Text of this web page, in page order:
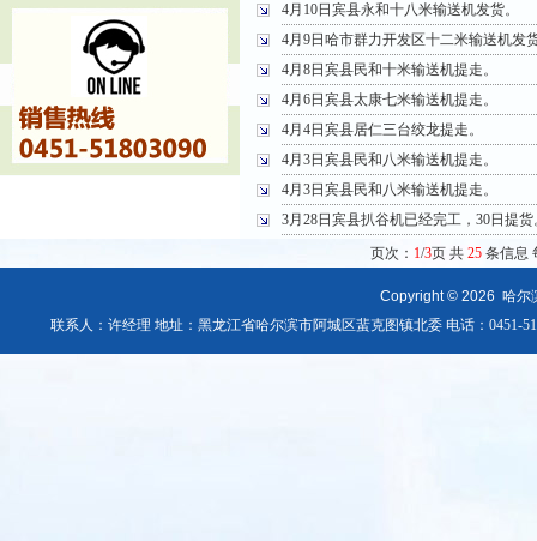
4月10日宾县永和十八米输送机发货。
4月9日哈市群力开发区十二米输送机发
4月8日宾县民和十米输送机提走。
4月6日宾县太康七米输送机提走。
4月4日宾县居仁三台绞龙提走。
4月3日宾县民和八米输送机提走。
4月3日宾县民和八米输送机提走。
3月28日宾县扒谷机已经完工，30日提货
页次： 1/3页 共 25 条信息
Copyright © 2026 哈尔
联系人：许经理 地址：黑龙江省哈尔滨市阿城区蜚克图镇北委 电话：0451-